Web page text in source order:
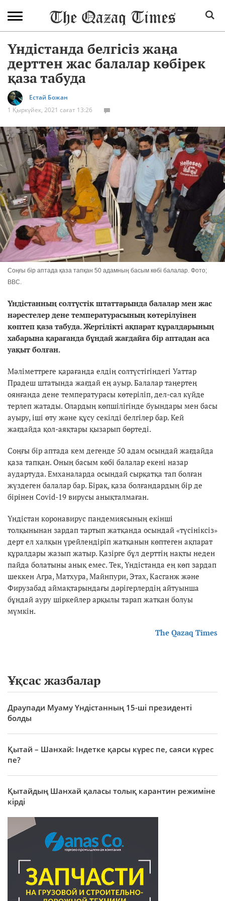
Үндістанда белгісіз жаңа
дерттен жас балалар көбірек
қаза табуда
Естай Божан
1 Қыркүйек, 2021 сағат 13:26
Соңғы бір аптада қаза тапқан 50 адамның басым көбі балалар. Фото;
BBC.
Үндістанның солтүстік штаттарында балалар мен жас
нәрестелер дене температурасының көтерілуінен
көптеп қаза табуда. Жергілікті ақпарат құралдарының
хабарына қарағанда бұндай жағдайға бір аптадан аса
уақыт болған.
Мәліметтреге қарағанда елдің солтүстігіндегі Уаттар
Прадеш штатында жағдай ең ауыр. Балалар таңертең
оянғанда дене температурасы көтеріліп, дел-сал күйде
терлеп жатады. Олардың көпшілігінде буындары мен басы
ауыру, іші өту және құсу секілді белгілер бар. Кей
жағдайда қол-аяқтары қызарып бөртеді.
Соңғы бір аптада кем дегенде 50 адам осындай жағдайда
қаза тапқан. Оның басым көбі балалар екені назар
аудартуда. Емханаларда осындай сырқатқа тап болған
жүздеген балалар бар. Бірақ, қаза болғандардың бір де
бірінен Covid-19 вирусы анықталмаған.
Үндістан коронавирус пандемиясының екінші
толқынынан зардап тартып жатқанда осындай «түсініксіз»
дерт ел халқын үрейлендіріп жатқанын көптеген ақпарат
құралдары жазып жатыр. Қазірге бұл дерттің нақты неден
пайда болатыны анық емес. Тек, Үндістанда ең көп зардап
шеккен Агра, Матхура, Майнпури, Этах, Касганж және
Фирузабад аймақтарындағы дәрігерлердің айтуынша
бұндай ауру шіркейлер арқылы тарап жатқан болуы
мүмкін.
The Qazaq Times
Ұқсас жазбалар
Драупади Муаму Үндістанның 15-ші президенті
болды
Қытай – Шанхай: Індетке қарсы күрес пе, саяси күрес
пе?
Қытайдың Шанхай қаласы толық карантин режиміне
кірді